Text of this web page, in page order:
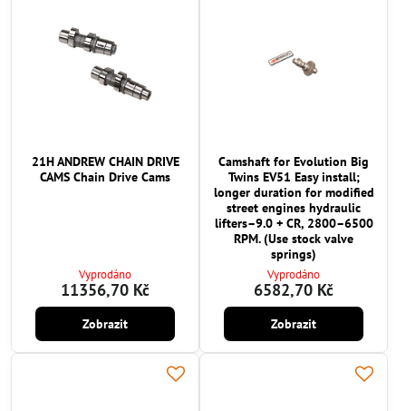
21H ANDREW CHAIN DRIVE
CAMS Chain Drive Cams
Vyprodáno
11356,70 Kč
Zobrazit
Camshaft for Evolution Big
Twins EV51 Easy install;
longer duration for modified
street engines hydraulic
lifters–9.0 + CR, 2800–6500
RPM. (Use stock valve
springs)
Vyprodáno
6582,70 Kč
Zobrazit